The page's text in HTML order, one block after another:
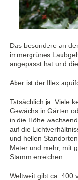
Das besondere an
immergrünes
angepasst hat und
Aber ist der Illex
Tatsächlich ja. Viele
Gewächs in Gärten
in die Höhe
auf die
und hellen
Meter und mehr, mit
Stamm erreichen.
Weltweit gibt ca. 400